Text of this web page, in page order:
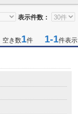
表示件数：
き数1件 1-1件表示